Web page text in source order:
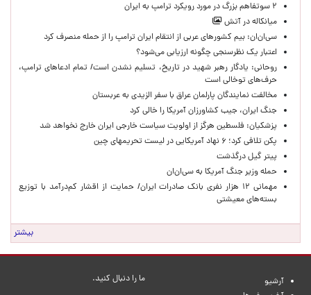
۲ سوتفاهم بزرگ در مورد رویکرد ترامپ به ایران
میانکاله در آتش
سی‌ان‌ان: بیم کشورهای عربی از انتقام ایران ترامپ را از حمله منصرف کرد
اعتبار یک نظرسنجی چگونه ارزیابی می‌شود؟
روحانی: یادگار رهبر شهید در تاریخ، تسلیم نشدن است/ تمام ادعاهای ترامپ،
حرف‌های توخالی است
مخالفت نمایندگان پارلمان عراق با سفر الزیدی به عربستان
جنگ ایران، جیب کشاورزان آمریکا را خالی کرد
پزشکیان: فلسطین هرگز از اولویت سیاست خارجی ایران خارج نخواهد شد
پکن تلافی کرد؛ ۶ نهاد آمریکایی در لیست تحریمهای چین
پیتر گیل درگذشت
حمله وزیر جنگ آمریکا به سی‌ان‌ان
مهمانی ۱۲ هزار نفری بانک صادرات ایران/ حمایت از اقشار کم‌درآمد با توزیع
بسته‌های معیشتی
بیشتر
آرشیو
ما را دنبال کنید.